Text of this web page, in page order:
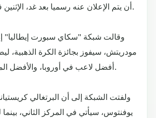
أن يتم الإعلان عنه رسميا بعد غد، الإثنين في حفل بباريس.
وقالت شبكة "سكاي سبورت إيطاليا"
مودريتش، سيفوز بجائزة الكرة الذهبية،
أفضل لاعب في أوروبا، والأفضل المقدمة من الفيفا.
ولفتت الشبكة إلى أن البرتغالي
يوفنتوس، سيأتي في المركز الثاني، بينما